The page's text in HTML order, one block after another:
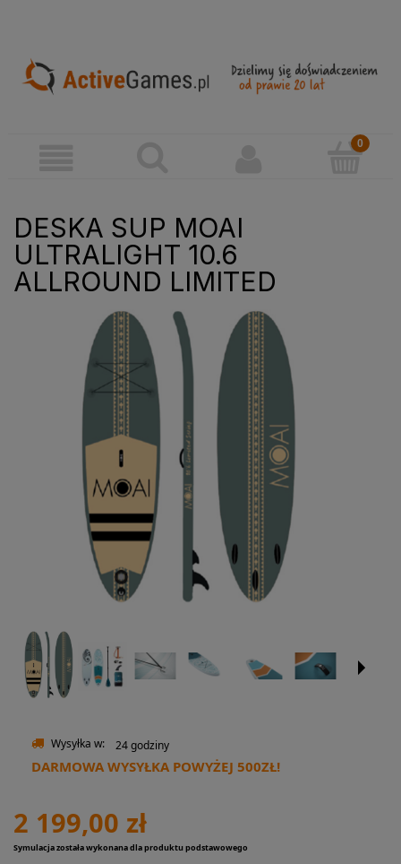
DESKA SUP MOAI
ULTRALIGHT 10.6
ALLROUND LIMITED
Wysyłka w: 24 godziny
DARMOWA WYSYŁKA POWYŻEJ 500ZŁ!
2 199,00 zł
Symulacja została wykonana dla produktu podstawowego